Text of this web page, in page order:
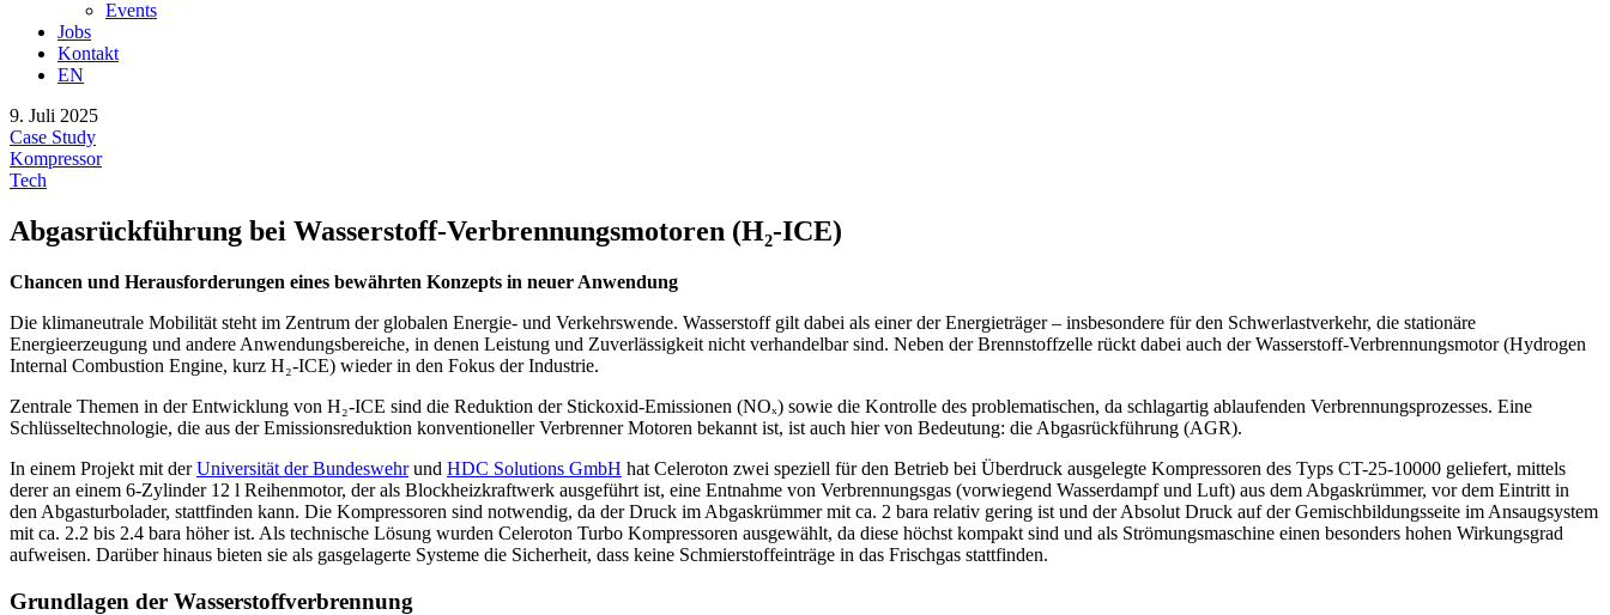
Events
Jobs
Kontakt
EN
9. Juli 2025
Case Study
Kompressor
Tech
Abgasrückführung bei Wasserstoff-Verbrennungsmotoren (H₂-ICE)
Chancen und Herausforderungen eines bewährten Konzepts in neuer Anwendung
Die klimaneutrale Mobilität steht im Zentrum der globalen Energie- und Verkehrswende. Wasserstoff gilt dabei als einer der Energieträger – insbesondere für den Schwerlastverkehr, die stationäre
Energieerzeugung und andere Anwendungsbereiche, in denen Leistung und Zuverlässigkeit nicht verhandelbar sind. Neben der Brennstoffzelle rückt dabei auch der Wasserstoff-Verbrennungsmotor (Hydrogen
Internal Combustion Engine, kurz H₂-ICE) wieder in den Fokus der Industrie.
Zentrale Themen in der Entwicklung von H₂-ICE sind die Reduktion der Stickoxid-Emissionen (NOₓ) sowie die Kontrolle des problematischen, da schlagartig ablaufenden Verbrennungsprozesses. Eine
Schlüsseltechnologie, die aus der Emissionsreduktion konventioneller Verbrenner Motoren bekannt ist, ist auch hier von Bedeutung: die Abgasrückführung (AGR).
In einem Projekt mit derUniversität der Bundeswehrund HDC Solutions GmbH hat Celeroton zwei speziell für den Betrieb bei Überdruck ausgelegte Kompressoren des Typs CT-25-10000 geliefert, mittels
derer an einem 6-Zylinder 12 l Reihenmotor, der als Blockheizkraftwerk ausgeführt ist, eine Entnahme von Verbrennungsgas (vorwiegend Wasserdampf und Luft) aus dem Abgaskrümmer, vor dem Eintritt in
den Abgasturbolader, stattfinden kann. Die Kompressoren sind notwendig, da der Druck im Abgaskrümmer mit ca. 2 bara relativ gering ist und der Absolut Druck auf der Gemischbildungsseite im Ansaugsystem
mit ca. 2.2 bis 2.4 bara höher ist. Als technische Lösung wurden Celeroton Turbo Kompressoren ausgewählt, da diese höchst kompakt sind und als Strömungsmaschine einen besonders hohen Wirkungsgrad
aufweisen. Darüber hinaus bieten sie als gasgelagerte Systeme die Sicherheit, dass keine Schmierstoffeinträge in das Frischgas stattfinden.
Grundlagen der Wasserstoffverbrennung